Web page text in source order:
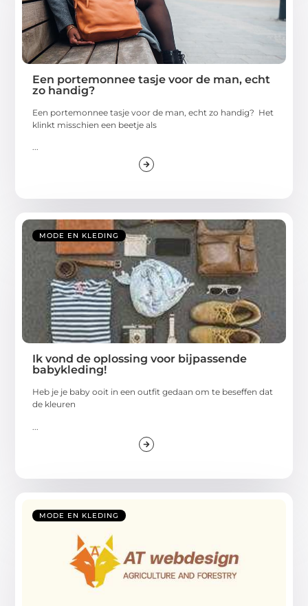
Een portemonnee tasje voor de man, echt
zo handig?
Een portemonnee tasje voor de man, echt zo handig? Het
klinkt misschien een beetje als
...
MODE EN KLEDING
Ik vond de oplossing voor bijpassende
babykleding!
Heb je je baby ooit in een outfit gedaan om te beseffen dat
de kleuren
MODE EN KLEDING